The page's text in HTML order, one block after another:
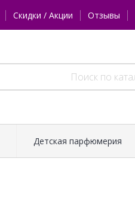
Скидки / Акции Отзывы
Детская парфюмерия